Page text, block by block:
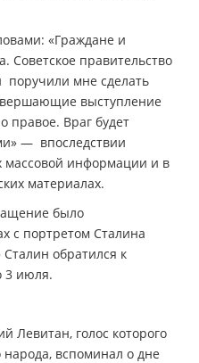
«Граждане и
Советское правительство
поручили мне сделать
выступление
правое. Враг будет
— впоследствии
массовой информации и в
материалах.
было
с портретом Сталина
обратился к
3 июля.
Левитан, голос которого
народа, вспоминал о дне